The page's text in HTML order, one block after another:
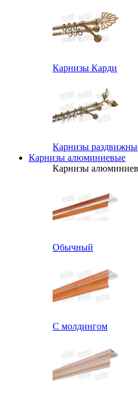
Карнизы Карди
Карнизы
Карнизы алюминиевые
Карнизы
Обычный
С молдингом